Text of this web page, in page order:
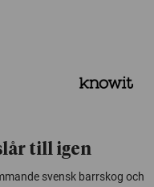
till igen
svensk barrskog och